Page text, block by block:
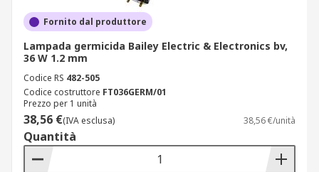
Fornito dal produttore
Lampada germicida Bailey Electric & Electronics bv,
36 W 1.2 mm
Codice RS 482-505
Codice costruttore FT036GERM/01
Prezzo per 1 unità
38,56 €(IVA esclusa) 38,56 €/unità
Quantità